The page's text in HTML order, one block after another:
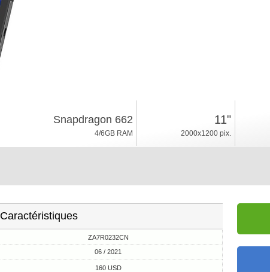
Snapdragon 662
4/6GB RAM
11"
2000x1200 pix.
Caractéristiques
ZA7R0232CN
06 / 2021
160 USD